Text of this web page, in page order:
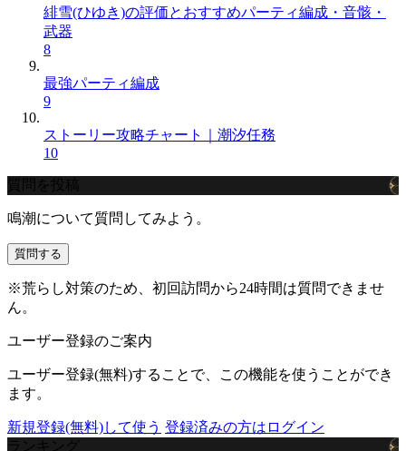
緋雪(ひゆき)の評価とおすすめパーティ編成・音骸・
武器
8
最強パーティ編成
9
ストーリー攻略チャート｜潮汐任務
10
質問を投稿
鳴潮について質問してみよう。
質問する
※荒らし対策のため、初回訪問から24時間は質問できませ
ん。
ユーザー登録のご案内
ユーザー登録(無料)することで、この機能を使うことができ
ます。
新規登録(無料)して使う 登録済みの方はログイン
ランキング